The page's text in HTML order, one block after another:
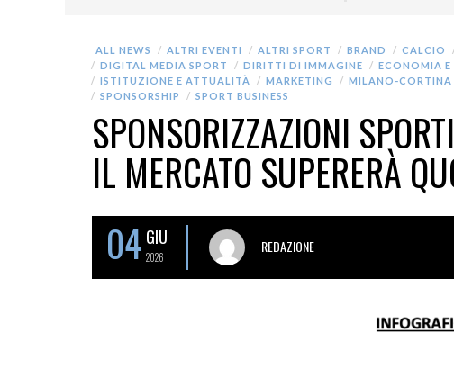
ALL NEWS ALTRI EVENTI ALTRI SPORT BRAND CALCIO
DIGITAL MEDIA SPORT
DIRITTI DI IMMAGINE ECONOMIA
ISTITUZIONE E ATTUALITÀ
MARKETING MILANO-CORTINA
SPONSORSHIP
SPORT BUSINESS
SPONSORIZZAZIONI
IL MERCATO SUPERERÀ
04 GIU
2026
REDAZIONE